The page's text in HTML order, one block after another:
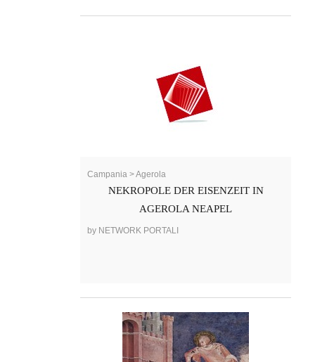
Campania > Agerola
NEKROPOLE DER EISENZEIT IN
AGEROLA NEAPEL
by NETWORK PORTALI